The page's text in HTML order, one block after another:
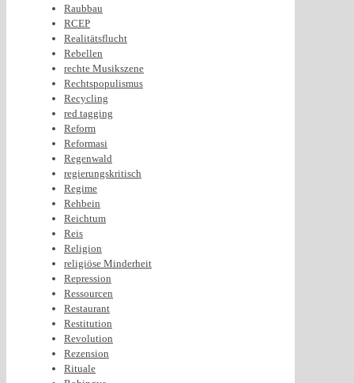
Raubbau
RCEP
Realitätsflucht
Rebellen
rechte Musikszene
Rechtspopulismus
Recycling
red tagging
Reform
Reformasi
Regenwald
regierungskritisch
Regime
Rehbein
Reichtum
Reis
Religion
religiöse Minderheit
Repression
Ressourcen
Restaurant
Restitution
Revolution
Rezension
Rituale